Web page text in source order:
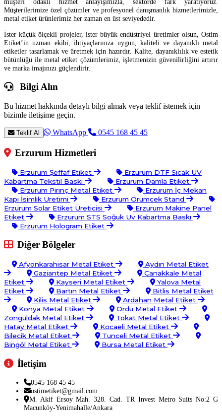
müşteri odaklı hizmet anlayışımızla, sektörde fark yaratıyoruz.
Müşterilerimize özel çözümler ve profesyonel danışmanlık hizmetlerimizle,
metal etiket ürünlerimiz her zaman en üst seviyededir.
İster küçük ölçekli projeler, ister büyük endüstriyel üretimler olsun, Ostim
Etiket’in uzman ekibi, ihtiyaçlarınıza uygun, kaliteli ve dayanıklı metal
etiketler tasarlamak ve üretmek için hazırdır. Kalite, dayanıklılık ve estetik
bütünlüğü ile metal etiket çözümlerimiz, işletmenizin güvenilirliğini artırır
ve marka imajınızı güçlendirir.
Bilgi Alın
Bu hizmet hakkında detaylı bilgi almak veya teklif istemek için
bizimle iletişime geçin.
Teklif Al WhatsApp 0545 168 45 45
Erzurum Hizmetleri
Erzurum Şeffaf Etiket
Erzurum DTF Sıcak UV
Kabartma Tekstil Baskı
Erzurum Damla Etiket
Erzurum Pirinç Metal Etiket
Erzurum İç Mekan
Kapı İsimlik Üretimi
Erzurum Örümcek Stand
Erzurum Solar Etiket Üreticisi
Erzurum Makine Panel
Etiket
Erzurum STS Soğuk Uv Kabartma Baskı
Erzurum Hologram Etiket
Diğer Bölgeler
Afyonkarahisar Metal Etiket
Aydın Metal Etiket
Gaziantep Metal Etiket
Çanakkale Metal
Etiket
Kayseri Metal Etiket
Yalova Metal
Etiket
Bartın Metal Etiket
Bitlis Metal Etiket
Kilis Metal Etiket
Ardahan Metal Etiket
Konya Metal Etiket
Ordu Metal Etiket
Zonguldak Metal Etiket
Tokat Metal Etiket
Hatay Metal Etiket
Kocaeli Metal Etiket
Bilecik Metal Etiket
Tunceli Metal Etiket
Bingöl Metal Etiket
Bursa Metal Etiket
İletişim
0545 168 45 45
ostimetiket@gmail.com
M. Akif Ersoy Mah. 328. Cad. TR Invest Metro Suits No:2 G
Macunköy-Yenimahalle/Ankara